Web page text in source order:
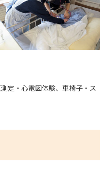
定・心電図体験、車椅子・ス